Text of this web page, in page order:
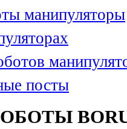
манипуляторы
посты